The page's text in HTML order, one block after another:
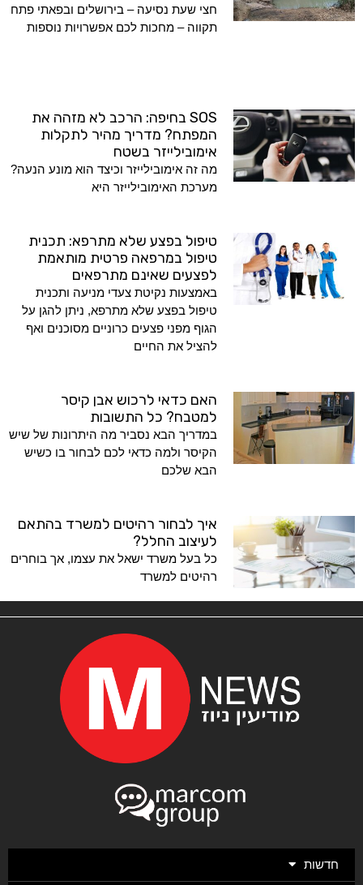
חצי שעת נסיעה – בירושלים ובפאתי פתח
תקווה – מחכות לכם אפשרויות נוספות
SOS בחיפה: הרכב לא מזהה את
המפתח? מדריך מהיר לתקלות
אימובילייזר בשטח
מה זה אימובילייזר וכיצד הוא מונע הנעה?
מערכת האימובילייזר היא
טיפול בפצע שלא מתרפא: תכנית
טיפול במרפאה פרטית מותאמת
לפצעים שאינם מתרפאים
באמצעות נקיטת צעדי מניעה ותכנית
טיפול בפצע שלא מתרפא, ניתן להגן על
הגוף מפני פצעים כרוניים מסוכנים ואף
להציל את החיים
האם כדאי לרכוש אבן קיסר
למטבח? כל התשובות
במדריך הבא נסביר מה היתרונות של שיש
הקיסר ולמה כדאי לכם לבחור בו כשיש
הבא שלכם
איך לבחור רהיטים למשרד בהתאם
לעיצוב החלל?
כל בעל משרד ישאל את עצמו, אך בוחרים
רהיטים למשרד
חדשות